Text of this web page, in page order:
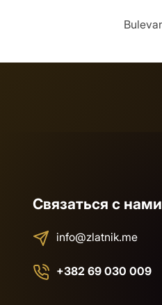
Связаться с нами
info@zlatnik.me
+382 69 030 009